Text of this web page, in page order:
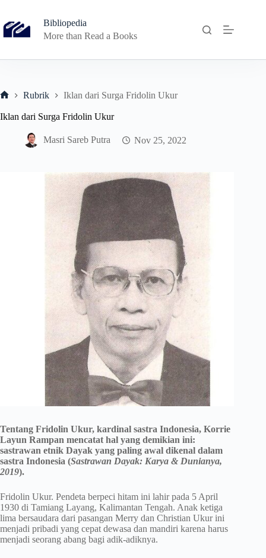
content
Bibliopedia
More than Read a Books
Rubrik Iklan dari Surga Fridolin Ukur
Iklan dari Surga Fridolin Ukur
Masri Sareb Putra Nov 25, 2022
Tentang Fridolin Ukur, kardinal sastra Indonesia, Korrie
Layun Rampan mencatat hal yang demikian ini:
sastrawan etnik Dayak yang paling awal dikenal dalam
sastra Indonesia (Sastrawan Dayak: Karya & Dunianya,
2019).
Fridolin Ukur. Pendeta berpeci hitam ini lahir pada 5 April
1930 di Tamiang Layang, Kalimantan Tengah. Anak ketiga
lima bersaudara dari pasangan Merry dan Christian Ukur ini
menjadi pribadi yang cepat dewasa dan mandiri karena harus
menjadi seorang abang bagi adik-adiknya.